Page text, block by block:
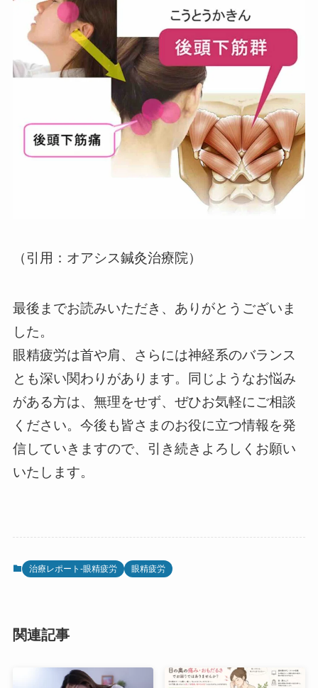
（引用：オアシス鍼灸治療院）
最後までお読みいただき、ありがとうございま
した。
眼精疲労は首や肩、さらには神経系のバランス
とも深い関わりがあります。同じようなお悩み
がある方は、無理をせず、ぜひお気軽にご相談
ください。今後も皆さまのお役に立つ情報を発
信していきますので、引き続きよろしくお願い
いたします。
治療レポート-眼精疲労 眼精疲労
関連記事